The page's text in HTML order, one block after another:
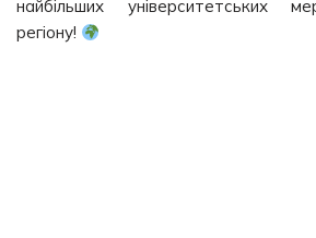
найбільших університетських
регіону!